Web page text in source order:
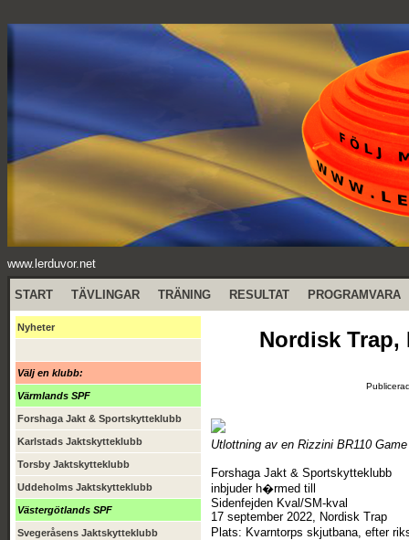
www.lerduvor.net
START TÄVLINGAR TRÄNING RESULTAT PROGRAMVARA
Nyheter
Välj en klubb:
Värmlands SPF
Forshaga Jakt & Sportskytteklubb
Karlstads Jaktskytteklubb
Torsby Jaktskytteklubb
Uddeholms Jaktskytteklubb
Västergötlands SPF
Svegeråsens Jaktskytteklubb
Nordisk Trap,
Utlottning av en Rizzini BR110
Forshaga Jakt & Sportskytteklubb
inbjuder h�rmed till
Sidenfejden Kval/SM-kval
17 september 2022, Nordisk Trap
Plats: Kvarntorps skjutbana, efter